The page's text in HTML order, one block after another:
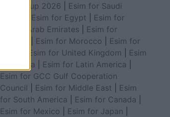
World Cup 2026
Esim for Saudi
Esim for Egypt
Esim for
United Arab Emirates
Esim for
Esim for Morocco
Esim for
Esim for United Kingdom
Esim
for Africa
Esim for Latin America
Esim for GCC Gulf Cooperation
Council
Esim for Middle East
Esim
for South America
Esim for Canada
Esim for Mexico
Esim for Japan